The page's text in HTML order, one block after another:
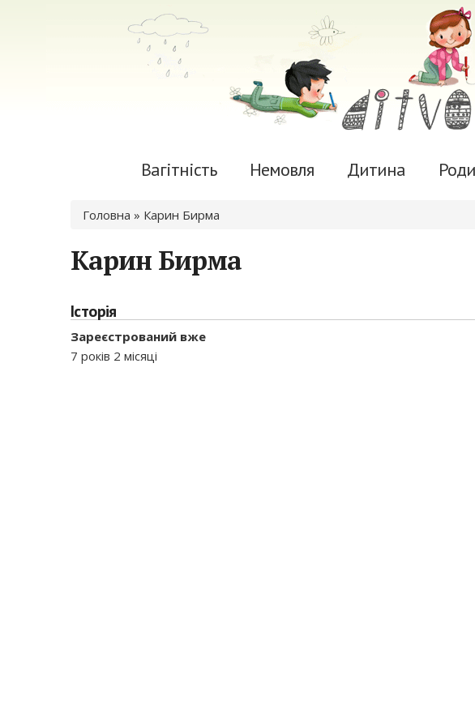
Вагітність Немовля Дитина
Ви є тут
Головна » Карин Бирма
Карин Бирма
Історія
Зареєстрований вже
7 років 2 місяці